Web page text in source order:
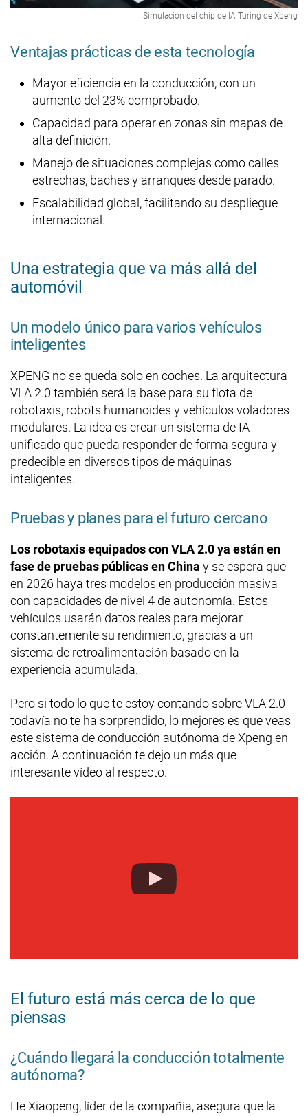
Simulación del chip de IA Turing de Xpeng
Ventajas prácticas de esta tecnología
Mayor eficiencia en la conducción, con un
aumento del 23% comprobado.
Capacidad para operar en zonas sin mapas de
alta definición.
Manejo de situaciones complejas como calles
estrechas, baches y arranques desde parado.
Escalabilidad global, facilitando su despliegue
internacional.
Una estrategia que va más allá del
automóvil
Un modelo único para varios vehículos
inteligentes
XPENG no se queda solo en coches. La arquitectura
VLA 2.0 también será la base para su flota de
robotaxis, robots humanoides y vehículos voladores
modulares. La idea es crear un sistema de IA
unificado que pueda responder de forma segura y
predecible en diversos tipos de máquinas
inteligentes.
Pruebas y planes para el futuro cercano
Los robotaxis equipados con VLA 2.0 ya están en
fase de pruebas públicas en China y se espera que
en 2026 haya tres modelos en producción masiva
con capacidades de nivel 4 de autonomía. Estos
vehículos usarán datos reales para mejorar
constantemente su rendimiento, gracias a un
sistema de retroalimentación basado en la
experiencia acumulada.
Pero si todo lo que te estoy contando sobre VLA 2.0
todavía no te ha sorprendido, lo mejores es que veas
este sistema de conducción autónoma de Xpeng en
acción. A continuación te dejo un más que
interesante vídeo al respecto.
El futuro está más cerca de lo que
piensas
¿Cuándo llegará la conducción totalmente
autónoma?
He Xiaopeng, líder de la compañía, asegura que la